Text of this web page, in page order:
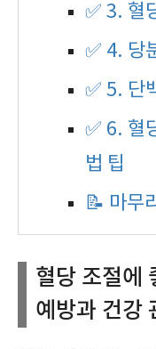
✅ 3. 혈
✅ 4. 당
✅ 5. 단
✅ 6. 혈
법 팁
📝 마무
혈당 조절에
예방과 건강